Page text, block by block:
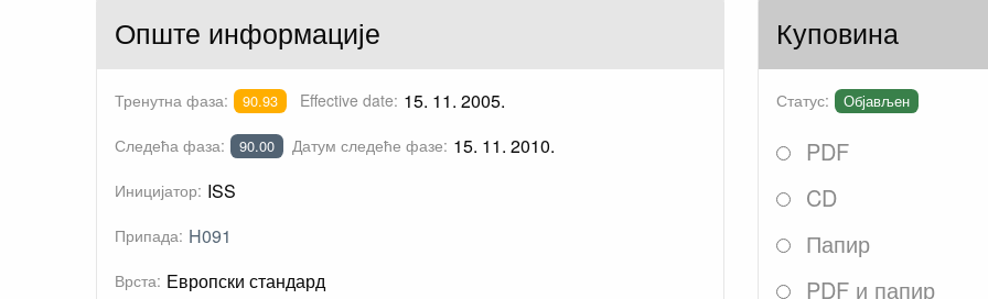
Опште информације
Тренутна фаза: 90.93 Effective date: 15. 11. 2005.
Следећа фаза: 90.00 Датум следеће фазе: 15. 11. 2010.
Иницијатор: ISS
Припада: H091
Врста: Европски стандард
Куповина
Статус: Објављен
PDF
CD
Папир
PDF и папир